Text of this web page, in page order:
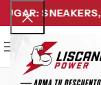
SNEAKERS,
Menu